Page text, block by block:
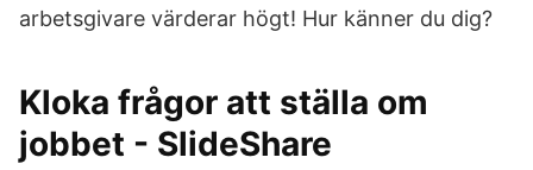
arbetsgivare värderar högt! Hur känner du dig?
Kloka frågor att ställa om
jobbet - SlideShare